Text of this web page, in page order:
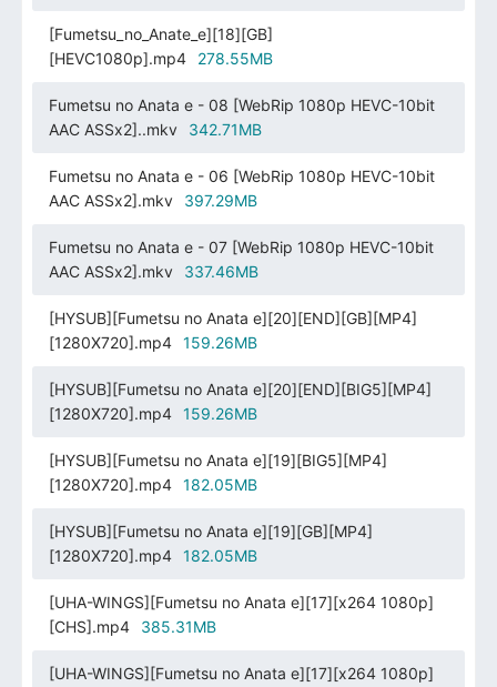
[Fumetsu_no_Anate_e][18][GB]
[HEVC1080p].mp4
278.55MB
Fumetsu no Anata e - 08 [WebRip 1080p HEVC-10bit
AAC ASSx2]..mkv
342.71MB
Fumetsu no Anata e - 06 [WebRip 1080p HEVC-10bit
AAC ASSx2].mkv
397.29MB
Fumetsu no Anata e - 07 [WebRip 1080p HEVC-10bit
AAC ASSx2].mkv
337.46MB
[HYSUB][Fumetsu no Anata e][20][END][GB][MP4]
[1280X720].mp4
159.26MB
[HYSUB][Fumetsu no Anata e][20][END][BIG5][MP4]
[1280X720].mp4
159.26MB
[HYSUB][Fumetsu no Anata e][19][BIG5][MP4]
[1280X720].mp4
182.05MB
[HYSUB][Fumetsu no Anata e][19][GB][MP4]
[1280X720].mp4
182.05MB
[UHA-WINGS][Fumetsu no Anata e][17][x264 1080p]
[CHS].mp4
385.31MB
[UHA-WINGS][Fumetsu no Anata e][17][x264 1080p]